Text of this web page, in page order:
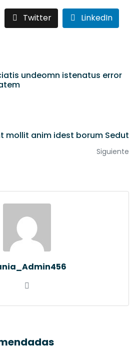
Twitter LinkedIn
undeomn istenatus error
mollit anim idest borum Sedut
Siguiente